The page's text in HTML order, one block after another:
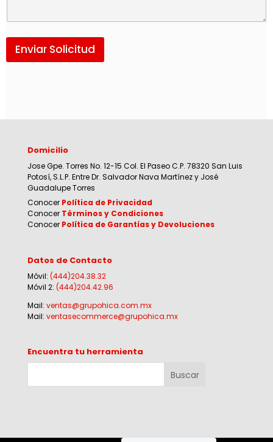
Enviar Solicitud
Domicilio
Jose Gpe. Torres No. 12-15 Col. El Paseo C.P. 78320 San Luis
Potosí, S.L.P. Entre Dr. Salvador Nava Martínez y José
Guadalupe Torres
Conocer Política de Privacidad
Conocer Términos y Condiciones
Conocer Política de Garantías y Devoluciones
Datos de Contacto
Móvil: (444)204.38.32
Móvil 2: (444)204.42.96
Mail: ventas@grupohica.com.mx
Mail: ventasecommerce@grupohica.mx
Encuentra tu herramienta